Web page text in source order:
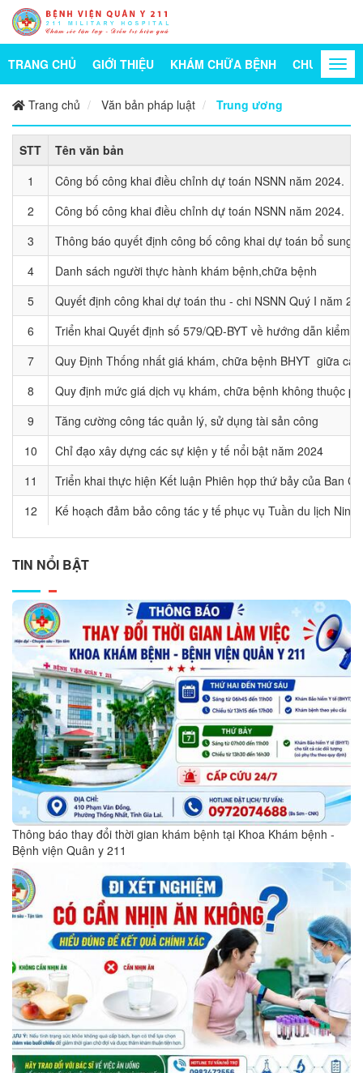
TRANG CHỦ GIỚI THIỆU KHÁM CHỮA BỆNH CHUYÊN
Trang chủ
Văn bản pháp luật Trung ương
STT
Tên văn bản
1
Công bố công khai điều chỉnh dự toán NSNN năm 2024.
2
Công bố công khai điều chỉnh dự toán NSNN năm 2024.
3
Thông báo quyết định công bố công khai dự toán bổ sung
4
Danh sách người thực hành khám bệnh,chữa bệnh
5
Quyết định công khai dự toán thu - chi NSNN Quý I năm
6
Triển khai Quyết định số 579/QĐ-BYT về hướng dẫn kiểm
7
Quy Định Thống nhất giá khám, chữa bệnh BHYT giữa
8
Quy định mức giá dịch vụ khám, chữa bệnh không thuộc
9
Tăng cường công tác quản lý, sử dụng tài sản công
10
Chỉ đạo xây dựng các sự kiện y tế nổi bật năm 2024
11
Triển khai thực hiện Kết luận Phiên họp thứ bảy của Ban
12
Kế hoạch đảm bảo công tác y tế phục vụ Tuần du lịch Ninh
TIN NỔI BẬT
Thông báo thay đổi thời gian khám bệnh tại Khoa Khám bệnh -
Bệnh viện Quân y 211